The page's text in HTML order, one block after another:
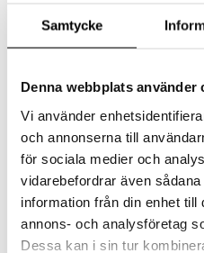
Samtycke
Denna webbplats använder
Vi använder
och annonserna till
för sociala medier och
vidarebefordrar även
information från din enhet till
annons- och analysföretag
Dessa kan i sin tur
- Sekoittaa puuterituotteet
- Antaa saumattoman lopputuloksen
1. Kasta harjan valitsemaasi
2. Levitä puuteri varovasti
saadaksesi virheettömän,
Tuotenumero
CBWAF-D8-1-XX-XX